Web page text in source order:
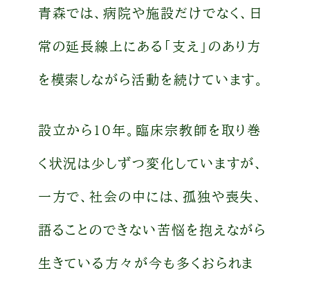
青森では、病院や施設だけでなく、日
常の延長線上にある「支え」のあり方
を模索しながら活動を続けています。
設立から10年。臨床宗教師を取り巻
く状況は少しずつ変化していますが、
一方で、社会の中には、孤独や喪失、
語ることのできない苦悩を抱えながら
生きている方々が今も多くおられま